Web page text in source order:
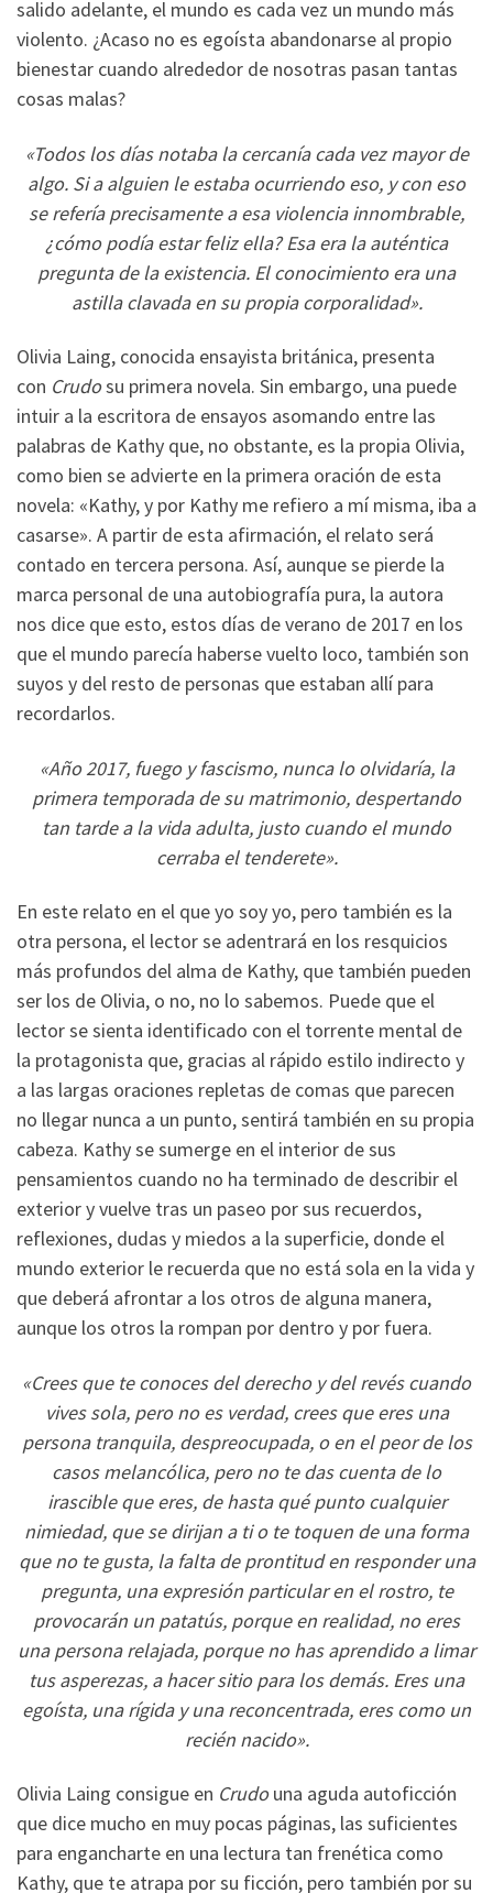
salido adelante, el mundo es cada vez un mundo más
violento. ¿Acaso no es egoísta abandonarse al propio
bienestar cuando alrededor de nosotras pasan tantas
cosas malas?
«Todos los días notaba la cercanía cada vez mayor de
algo. Si a alguien le estaba ocurriendo eso, y con eso
se refería precisamente a esa violencia innombrable,
¿cómo podía estar feliz ella? Esa era la auténtica
pregunta de la existencia. El conocimiento era una
astilla clavada en su propia corporalidad».
Olivia Laing, conocida ensayista británica, presenta
con Crudosu primera novela. Sin embargo, una puede
intuir a la escritora de ensayos asomando entre las
palabras de Kathy que, no obstante, es la propia Olivia,
como bien se advierte en la primera oración de esta
novela: «Kathy, y por Kathy me refiero a mí misma, iba a
casarse». A partir de esta afirmación, el relato será
contado en tercera persona. Así, aunque se pierde la
marca personal de una autobiografía pura, la autora
nos dice que esto, estos días de verano de 2017 en los
que el mundo parecía haberse vuelto loco, también son
suyos y del resto de personas que estaban allí para
recordarlos.
«Año 2017, fuego y fascismo, nunca lo olvidaría, la
primera temporada de su matrimonio, despertando
tan tarde a la vida adulta, justo cuando el mundo
cerraba el tenderete».
En este relato en el que yo soy yo, pero también es la
otra persona, el lector se adentrará en los resquicios
más profundos del alma de Kathy, que también pueden
ser los de Olivia, o no, no lo sabemos. Puede que el
lector se sienta identificado con el torrente mental de
la protagonista que, gracias al rápido estilo indirecto y
a las largas oraciones repletas de comas que parecen
no llegar nunca a un punto, sentirá también en su propia
cabeza. Kathy se sumerge en el interior de sus
pensamientos cuando no ha terminado de describir el
exterior y vuelve tras un paseo por sus recuerdos,
reflexiones, dudas y miedos a la superficie, donde el
mundo exterior le recuerda que no está sola en la vida y
que deberá afrontar a los otros de alguna manera,
aunque los otros la rompan por dentro y por fuera.
«Crees que te conoces del derecho y del revés cuando
vives sola, pero no es verdad, crees que eres una
persona tranquila, despreocupada, o en el peor de los
casos melancólica, pero no te das cuenta de lo
irascible que eres, de hasta qué punto cualquier
nimiedad, que se dirijan a ti o te toquen de una forma
que no te gusta, la falta de prontitud en responder una
pregunta, una expresión particular en el rostro, te
provocarán un patatús, porque en realidad, no eres
una persona relajada, porque no has aprendido a limar
tus asperezas, a hacer sitio para los demás. Eres una
egoísta, una rígida y una reconcentrada, eres como un
recién nacido».
Olivia Laing consigue en Crudouna aguda autoficción
que dice mucho en muy pocas páginas, las suficientes
para engancharte en una lectura tan frenética como
Kathy, que te atrapa por su ficción, pero también por su